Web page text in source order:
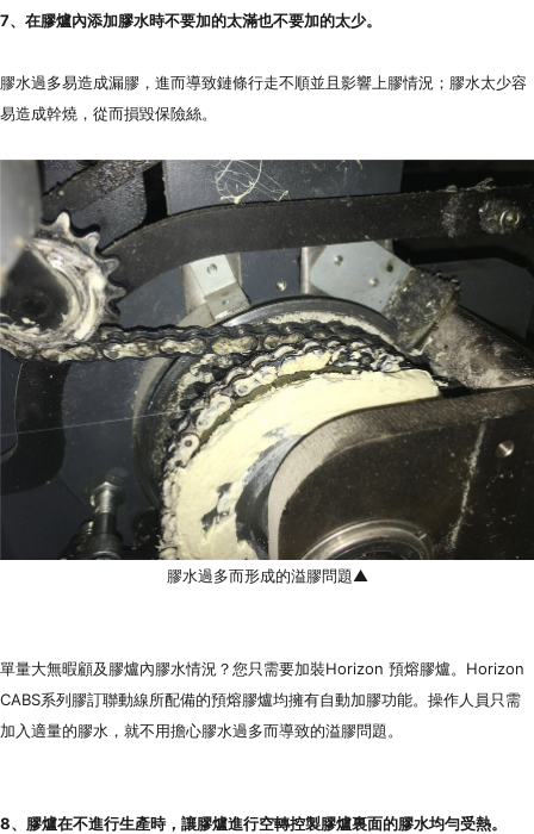
7、在膠爐內添加膠水時不要加的太滿也不要加的太少。
膠水過多易造成漏膠，進而導致鏈條行走不順並且影響上膠情況；膠水太少容
易造成幹燒，從而損毀保險絲。
膠水過多而形成的溢膠問題▲
單量大無暇顧及膠爐內膠水情況？您只需要加裝Horizon 預熔膠爐。Horizon
CABS系列膠訂聯動線所配備的預熔膠爐均擁有自動加膠功能。操作人員只需
加入適量的膠水，就不用擔心膠水過多而導致的溢膠問題。
8、膠爐在不進行生產時，讓膠爐進行空轉控製膠爐裏面的膠水均勻受熱。